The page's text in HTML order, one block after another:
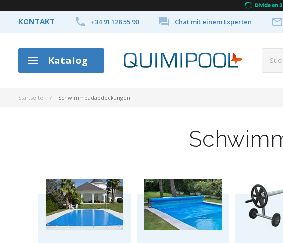
KONTAKT  +34 91 128 55 90  Chat mit einem Experten 
Katalog
Startseite Schwimmbadabdeckungen